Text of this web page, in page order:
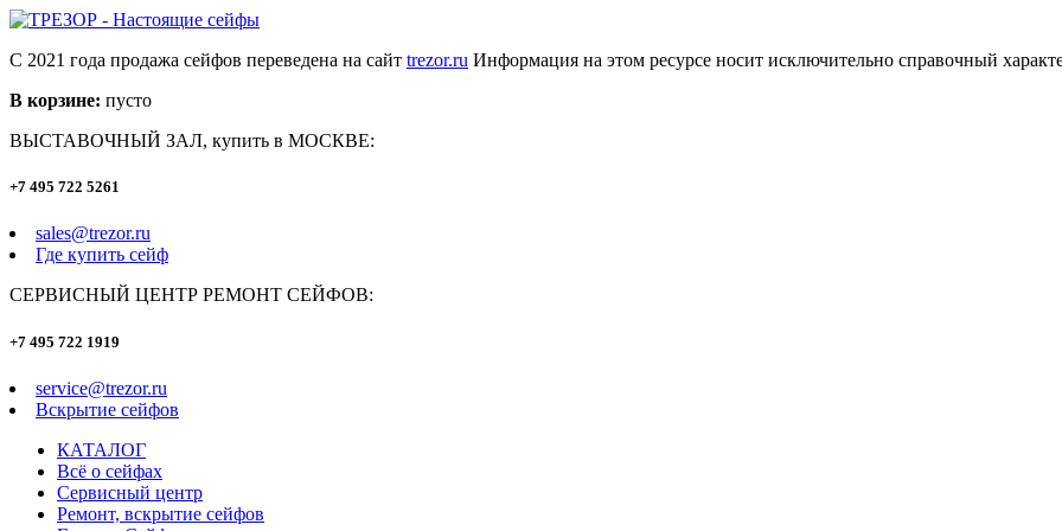
С 2021 года продажа сейфов переведена на сайт trezor.ru Информация на этом ресурсе носит исключительно справочный
В корзине: пусто
ВЫСТАВОЧНЫЙ ЗАЛ, купить в МОСКВЕ:
+7 495 722 5261
sales@trezor.ru
Где купить сейф
СЕРВИСНЫЙ ЦЕНТР РЕМОНТ СЕЙФОВ:
+7 495 722 1919
service@trezor.ru
Вскрытие сейфов
КАТАЛОГ
Всё о сейфах
Сервисный центр
Ремонт, вскрытие сейфов